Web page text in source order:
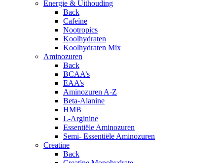
Energie & Uithouding
Back
Cafeïne
Nootropics
Koolhydraten
Koolhydraten Mix
Aminozuren
Back
BCAA’s
EAA’s
Aminozuren A-Z
Beta-Alanine
HMB
L-Arginine
Essentiële Aminozuren
Semi- Essentiële Aminozuren
Creatine
Back